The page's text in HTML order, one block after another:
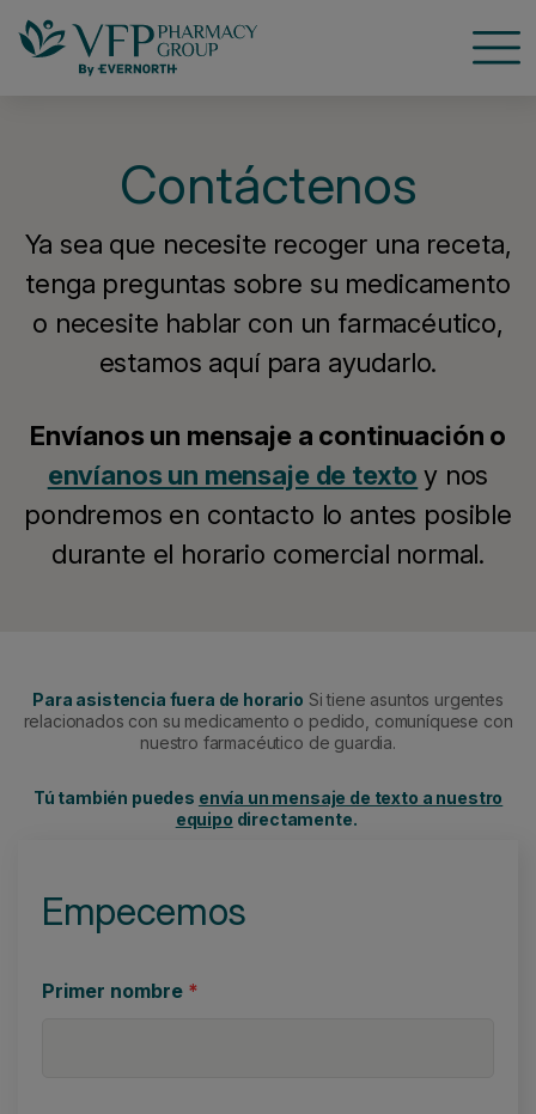
Contáctenos
Ya sea que necesite recoger una receta,
tenga preguntas sobre su medicamento
o necesite hablar con un farmacéutico,
estamos aquí para ayudarlo.
Envíanos un mensaje a continuación o
envíanos un mensaje de texto y nos
pondremos en contacto lo antes posible
durante el horario comercial normal.
Para asistencia fuera de horario Si tiene asuntos urgentes
relacionados con su medicamento o pedido, comuníquese con
nuestro farmacéutico de guardia.
Tú también puedes envía un mensaje de texto a nuestro
equipo directamente.
Empecemos
Primer nombre *